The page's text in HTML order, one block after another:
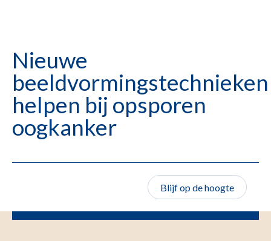
Nieuwe
beeldvormingstechnieken
helpen bij opsporen
oogkanker
Blijf op de hoogte